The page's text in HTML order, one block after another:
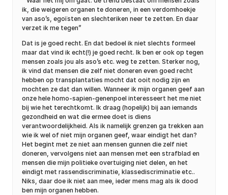
ik, die weigeren organen te doneren, in een verdomhoekje
van aso’s, egoïsten en slechteriken neer te zetten. En daar
verzet ik me tegen”
Dat is je goed recht. En dat bedoel ik niet slechts formeel
maar dat vind ik echt(!) je goed recht. Ik ben er ook op tegen
mensen zoals jou als aso’s etc. weg te zetten. Sterker nog,
ik vind dat mensen die zelf niet doneren even goed recht
hebben op transplantaties mocht dat ooit nodig zijn en
mochten ze dat dan willen. Wanneer ik mijn organen geef aan
onze hele homo-sapien-genenpoel interesseert het me niet
bij wie het terechtkomt. Ik draag (hopelijk) bij aan iemands
gezondheid en wat die ermee doet is diens
verantwoordelijkheid. Als ik namelijk grenzen ga trekken aan
wie ik wel of niet mijn organen geef, waar eindigt het dan?
Het begint met ze niet aan mensen gunnen die zelf niet
doneren, vervolgens niet aan mensen met een strafblad en
mensen die mijn politieke overtuiging niet delen, en het
eindigt met rassendiscriminatie, klassediscriminatie etc..
Niks, daar doe ik niet aan mee, ieder mens mag als ik dood
ben mijn organen hebben.